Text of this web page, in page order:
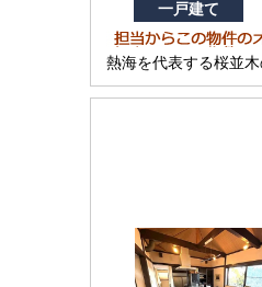
一戸建て
熱海を代表する桜並